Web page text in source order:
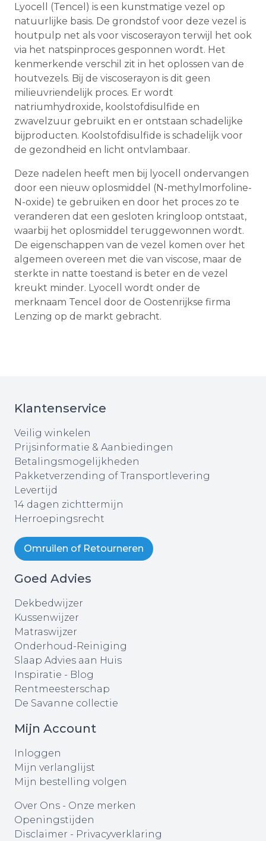
Lyocell (Tencel) is een kunstmatige vezel op
natuurlijke basis. De grondstof voor deze vezel is
houtpulp net als voor viscoserayon terwijl het ook
via het natspinproces gesponnen wordt. Het
kenmerkende verschil zit in het oplossen van de
houtvezels. Bij de viscoserayon is dit geen
milieuvriendelijk proces. Er wordt
natriumhydroxide, koolstofdisulfide en
zwavelzuur gebruikt en er ontstaan schadelijke
bijproducten. Koolstofdisulfide is schadelijk voor
de gezondheid en licht ontvlambaar.
Deze nadelen heeft men bij lyocell ondervangen
door een nieuw oplosmiddel (N-methylmorfoline-
N-oxide) te gebruiken en door het proces zo te
veranderen dat een gesloten kringloop ontstaat,
waarbij het oplosmiddel teruggewonnen wordt.
De eigenschappen van de vezel komen over het
algemeen overeen met die van viscose, maar de
sterkte in natte toestand is beter en de vezel
kreukt minder. Lyocell wordt onder de
merknaam Tencel door de Oostenrijkse firma
Lenzing op de markt gebracht.
Klantenservice
Veilig winkelen
Prijsinformatie & Aanbiedingen
Betalingsmogelijkheden
Pakketverzending of Transportlevering
Levertijd
14 dagen zichttermijn
Herroepingsrecht
Omruilen of Retourneren
Goed Advies
Dekbedwijzer
Kussenwijzer
Matraswijzer
Onderhoud-Reiniging
Slaap Advies aan Huis
Inspiratie - Blog
Rentmeesterschap
De Savanne collectie
Mijn Account
Inloggen
Mijn verlanglijst
Mijn bestelling volgen
Over Ons - Onze merken
Openingstijden
Disclaimer - Privacyverklaring